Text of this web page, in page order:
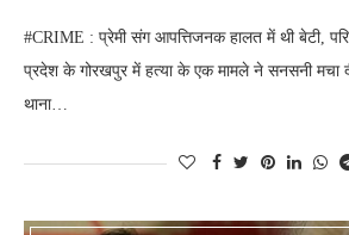
#CRIME : प्रेमी संग आपत्तिजनक हालत में थी बेटी,
प्रदेश के गोरखपुर में हत्या के एक मामले ने सनसनी
थाना…